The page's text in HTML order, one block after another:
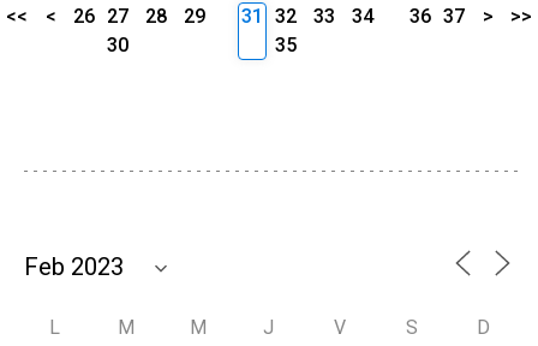
<< < 26 27 28
29
30
31 32 33
34
35
36 37 > >>
L M M J V S D